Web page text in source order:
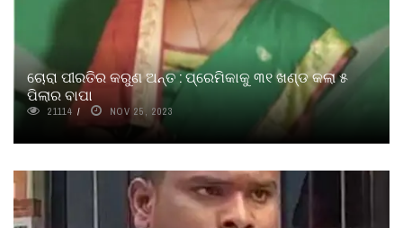
ଚୋରା ପୀରତିର କରୁଣ ଅନ୍ତ : ପ୍ରେମିକାକୁ ୩୧ ଖଣ୍ଡ କଲା ୫
ପିଲାର ବାପା
21114 NOV 25, 2023